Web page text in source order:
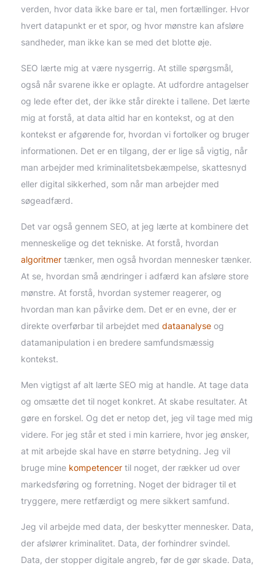
verden, hvor data ikke bare er tal, men fortællinger. Hvor
hvert datapunkt er et spor, og hvor mønstre kan afsløre
sandheder, man ikke kan se med det blotte øje.
SEO lærte mig at være nysgerrig. At stille spørgsmål,
også når svarene ikke er oplagte. At udfordre antagelser
og lede efter det, der ikke står direkte i tallene. Det lærte
mig at forstå, at data altid har en kontekst, og at den
kontekst er afgørende for, hvordan vi fortolker og bruger
informationen. Det er en tilgang, der er lige så vigtig, når
man arbejder med kriminalitetsbekæmpelse, skattesnyd
eller digital sikkerhed, som når man arbejder med
søgeadfærd.
Det var også gennem SEO, at jeg lærte at kombinere det
menneskelige og det tekniske. At forstå, hvordan
algoritmer tænker, men også hvordan mennesker tænker.
At se, hvordan små ændringer i adfærd kan afsløre store
mønstre. At forstå, hvordan systemer reagerer, og
hvordan man kan påvirke dem. Det er en evne, der er
direkte overførbar til arbejdet meddataanalyse og
datamanipulation i en bredere samfundsmæssig
kontekst.
Men vigtigst af alt lærte SEO mig at handle. At tage data
og omsætte det til noget konkret. At skabe resultater. At
gøre en forskel. Og det er netop det, jeg vil tage med mig
videre. For jeg står et sted i min karriere, hvor jeg ønsker,
at mit arbejde skal have en større betydning. Jeg vil
bruge mine kompetencer til noget, der rækker ud over
markedsføring og forretning. Noget der bidrager til et
tryggere, mere retfærdigt og mere sikkert samfund.
Jeg vil arbejde med data, der beskytter mennesker. Data,
der afslører kriminalitet. Data, der forhindrer svindel.
Data, der stopper digitale angreb, før de gør skade. Data,